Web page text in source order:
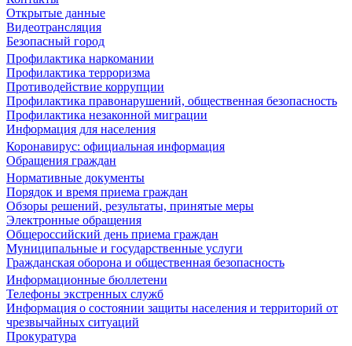
Открытые данные
Видеотрансляция
Безопасный город
Профилактика наркомании
Профилактика терроризма
Противодействие коррупции
Профилактика правонарушений, общественная безопасность
Профилактика незаконной миграции
Информация для населения
Коронавирус: официальная информация
Обращения граждан
Нормативные документы
Порядок и время приема граждан
Обзоры решений, результаты, принятые меры
Электронные обращения
Общероссийский день приема граждан
Муниципальные и государственные услуги
Гражданская оборона и общественная безопасность
Информационные бюллетени
Телефоны экстренных служб
Информация о состоянии защиты населения и территорий от
чрезвычайных ситуаций
Прокуратура